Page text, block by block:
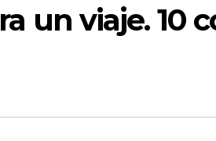
un viaje. 10